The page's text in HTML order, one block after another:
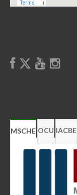
MSCHE OCU IACBE